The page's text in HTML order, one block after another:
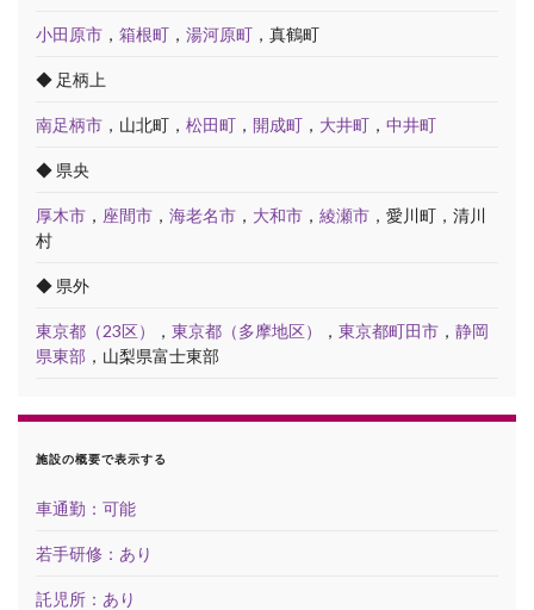
小田原市 ， 箱根町 ， 湯河原町 ，真鶴町
◆ 足柄上
南足柄市 ，山北町， 松田町 ， 開成町 ， 大井町 ， 中井町
◆ 県央
厚木市 ， 座間市 ， 海老名市 ， 大和市 ， 綾瀬市 ，愛川町，清川
村
◆ 県外
東京都（23区） ， 東京都（多摩地区） ， 東京都町田市 ， 静岡
県東部 ，山梨県富士東部
施設の概要で表示する
車通勤：可能
若手研修：あり
託児所：あり